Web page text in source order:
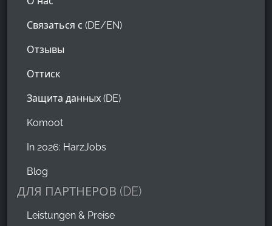
Связаться с (DE/EN)
Отзывы
Оттиск
Защита данных (DE)
Komoot
In 2026: HarzJobs
Blog
ДЛЯ ПАРТНЕРОВ (DE)
Leistungen & Preise